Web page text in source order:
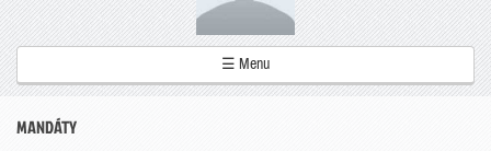
☰ Menu
MANDÁTY